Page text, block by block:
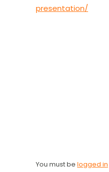
presentation/
You must be logged in